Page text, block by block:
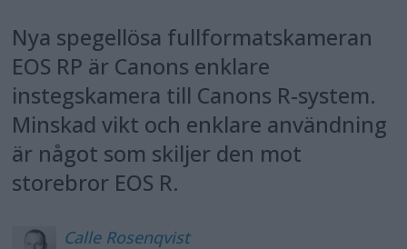
Nya spegellösa fullformatskameran
EOS RP är Canons enklare
instegskamera till Canons R-system.
Minskad vikt och enklare användning
är något som skiljer den mot
storebror EOS R.
Calle Rosenqvist